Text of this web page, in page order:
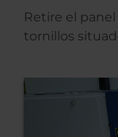
Retire el
tornillos